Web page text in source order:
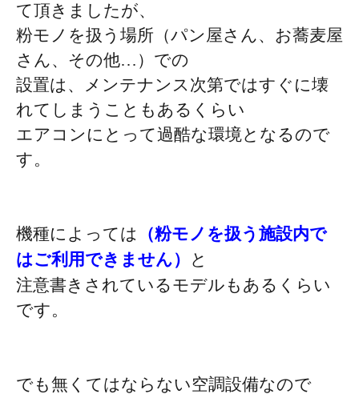
て頂きましたが、
粉モノを扱う場所（パン屋さん、お蕎麦屋
さん、その他…）での
設置は、メンテナンス次第ではすぐに壊
れてしまうこともあるくらい
エアコンにとって過酷な環境となるので
す。
機種によっては
（粉モノを扱う施設内で
はご利用できません）
と
注意書きされているモデルもあるくらい
です。
でも無くてはならない空調設備なので